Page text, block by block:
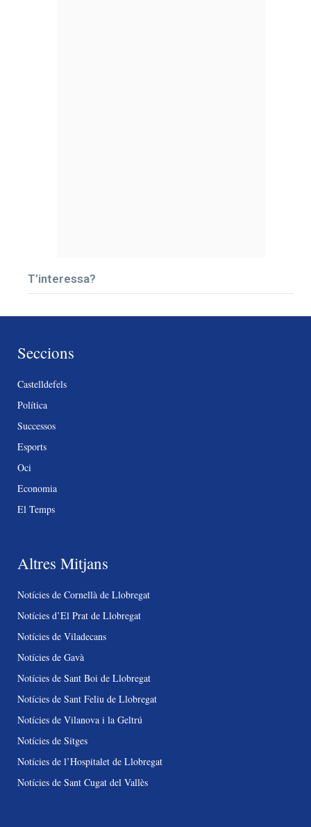
T’interessa?
Seccions
Castelldefels
Política
Successos
Esports
Oci
Economia
El Temps
Altres Mitjans
Notícies de Cornellà de Llobregat
Notícies d’El Prat de Llobregat
Notícies de Viladecans
Notícies de Gavà
Notícies de Sant Boi de Llobregat
Notícies de Sant Feliu de Llobregat
Notícies de Vilanova i la Geltrú
Notícies de Sitges
Notícies de l’Hospitalet de Llobregat
Notícies de Sant Cugat del Vallès